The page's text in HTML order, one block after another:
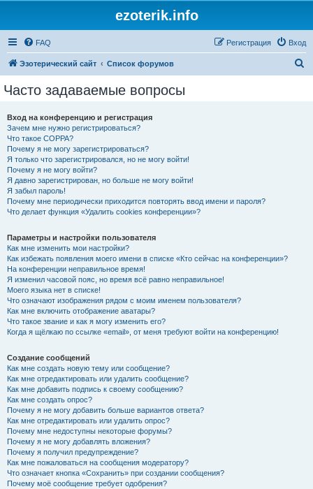
ezoterik.info
FAQ Вход
Регистрация
Эзотерический сайт Список форумов
Часто задаваемые вопросы
Вход на конференцию и регистрация
Зачем мне нужно регистрироваться?
Что такое COPPA?
Почему я не могу зарегистрироваться?
Я только что зарегистрировался, но не могу войти!
Почему я не могу войти?
Я давно зарегистрирован, но больше не могу войти!
Я забыл пароль!
Почему мне периодически приходится повторять ввод имени и пароля?
Что делает функция «Удалить cookies конференции»?
Параметры и настройки пользователя
Как мне изменить мои настройки?
Как избежать появления моего имени в списке «Кто сейчас на конференции»?
На конференции неправильное время!
Я изменил часовой пояс, но время всё равно неправильное!
Моего языка нет в списке!
Что означают изображения рядом с моим именем пользователя?
Как мне включить отображение аватары?
Что такое звание и как я могу изменить его?
Когда я щёлкаю по ссылке «email», от меня требуют войти на конференцию!
Создание сообщений
Как мне создать новую тему или сообщение?
Как мне отредактировать или удалить сообщение?
Как мне добавить подпись к своему сообщению?
Как мне создать опрос?
Почему я не могу добавить больше вариантов ответа?
Как мне отредактировать или удалить опрос?
Почему мне недоступны некоторые форумы?
Почему я не могу добавлять вложения?
Почему я получил предупреждение?
Как мне пожаловаться на сообщения модератору?
Что означает кнопка «Сохранить» при создании сообщения?
Почему моё сообщение требует одобрения?